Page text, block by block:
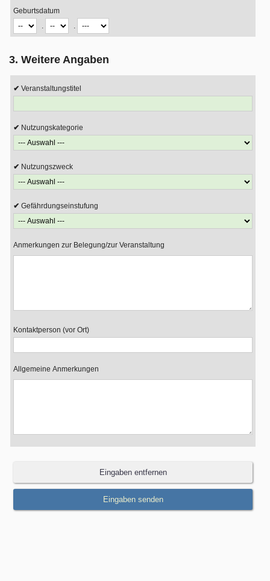
Geburtsdatum
.
.
3. Weitere Angaben
Veranstaltungstitel
Nutzungskategorie
Nutzungszweck
Gefährdungseinstufung
Anmerkungen zur Belegung/zur Veranstaltung
Kontaktperson (vor Ort)
Allgemeine Anmerkungen